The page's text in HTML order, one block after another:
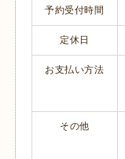
予約受付時間
定休日
お支払い方法
その他